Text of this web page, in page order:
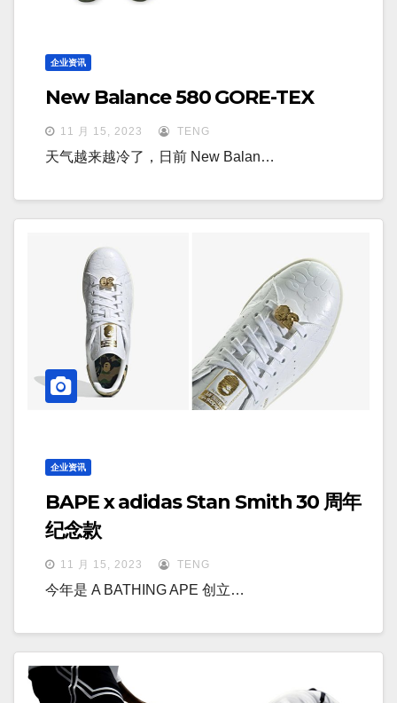
企业资讯
New Balance 580 GORE-TEX
11 月 15, 2023 TENG
天气越来越冷了，日前 New Balan…
企业资讯
BAPE x adidas Stan Smith 30 周年
纪念款
11 月 15, 2023 TENG
今年是 A BATHING APE 创立…